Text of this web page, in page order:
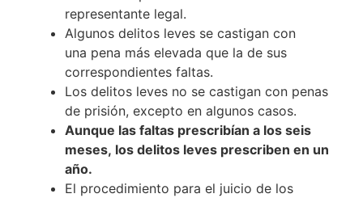
representante legal.
Algunos delitos leves se castigan con
una pena más elevada que la de sus
correspondientes faltas.
Los delitos leves no se castigan con penas
de prisión, excepto en algunos casos.
Aunque las faltas prescribían a los seis
meses, los delitos leves prescriben en un
año.
El procedimiento para el juicio de los